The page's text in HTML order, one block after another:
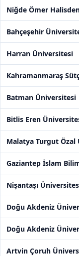
Niğde Ömer
Bahçeşehir
Harran Üniversitesi
Kahramanmaraş
Batman Üniversitesi
Bitlis Eren
Malatya Turgut Özal
Gaziantep İslam
Nişantaşı
Doğu Akdeniz
Doğu Akdeniz
Artvin Çoruh